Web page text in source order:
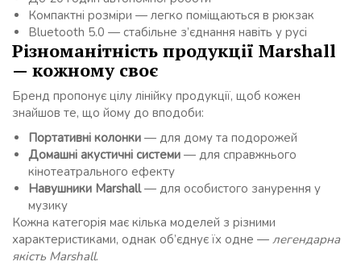
Компактні розміри — легко поміщаються в рюкзак
Bluetooth 5.0 — стабільне з’єднання навіть у русі
Різноманітність продукції Marshall
— кожному своє
Бренд пропонує цілу лінійку продукції, щоб кожен
знайшов те, що йому до вподоби:
Портативні колонки — для дому та подорожей
Домашні акустичні системи — для справжнього
кінотеатрального ефекту
Навушники Marshall— для особистого занурення у
музику
Кожна категорія має кілька моделей з різними
характеристиками, однак об’єднує їх одне — легендарна
якість Marshall.